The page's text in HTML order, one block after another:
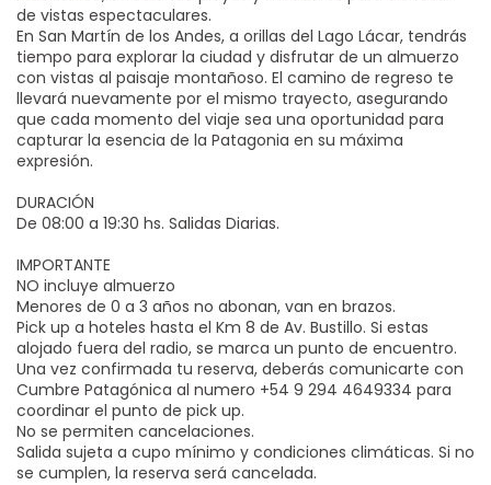
de vistas espectaculares.
En San Martín de los Andes, a orillas del Lago Lácar, tendrás
tiempo para explorar la ciudad y disfrutar de un almuerzo
con vistas al paisaje montañoso. El camino de regreso te
llevará nuevamente por el mismo trayecto, asegurando
que cada momento del viaje sea una oportunidad para
capturar la esencia de la Patagonia en su máxima
expresión.
DURACIÓN
De 08:00 a 19:30 hs. Salidas Diarias.
IMPORTANTE
NO incluye almuerzo
Menores de 0 a 3 años no abonan, van en brazos.
Pick up a hoteles hasta el Km 8 de Av. Bustillo. Si estas
alojado fuera del radio, se marca un punto de encuentro.
Una vez confirmada tu reserva, deberás comunicarte con
Cumbre Patagónica al numero +54 9 294 4649334 para
coordinar el punto de pick up.
No se permiten cancelaciones.
Salida sujeta a cupo mínimo y condiciones climáticas. Si no
se cumplen, la reserva será cancelada.